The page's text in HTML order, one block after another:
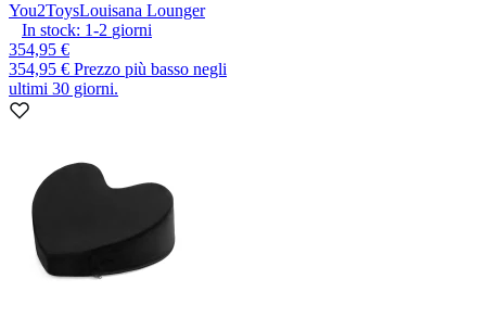
You2ToysLouisana Lounger
In stock: 1-2 giorni
354,95 €
354,95 € Prezzo più basso negli
ultimi 30 giorni.